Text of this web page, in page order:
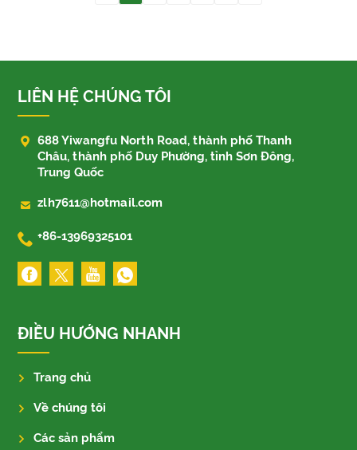
LIÊN HỆ CHÚNG TÔI
 688 Yiwangfu North Road, thành phố Thanh
Châu, thành phố Duy Phường, tỉnh Sơn Đông,
Trung Quốc
 zlh7611@hotmail.com
 +86-13969325101
ĐIỀU HƯỚNG NHANH
Trang chủ
Về chúng tôi
Các sản phẩm